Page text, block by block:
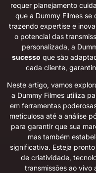
requer planejamento
que a Dummy Filmes
trazendo expertise e
o potencial das
personalizada, a
sucesso que são
cada cliente,
Neste artigo, vamos
a Dummy Filmes utiliza
em ferramentas
meticulosa até a análise
para garantir que sua
mas também
significativa. Esteja
de criatividade,
transmissões ao vivo